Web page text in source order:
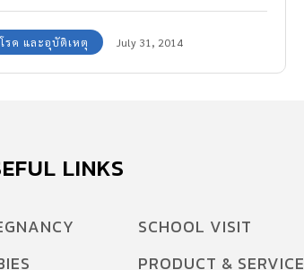
โรค และอุบัติเหตุ July 31, 2014
LINKS
SCHOOL VISIT
PRODUCT & SERVICE